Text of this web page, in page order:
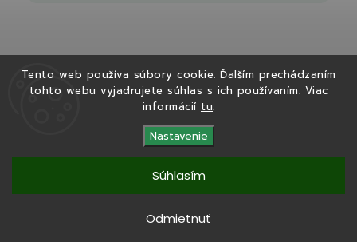
Tento web používa súbory cookie. Ďalším prechádzaním
tohto webu vyjadrujete súhlas s ich používaním. Viac
informácií tu.
Nastavenie
Odmietnuť
Súhlasím
Copyright 2026Naturfyt.sk. Všetky práva vyhradené.
| Design